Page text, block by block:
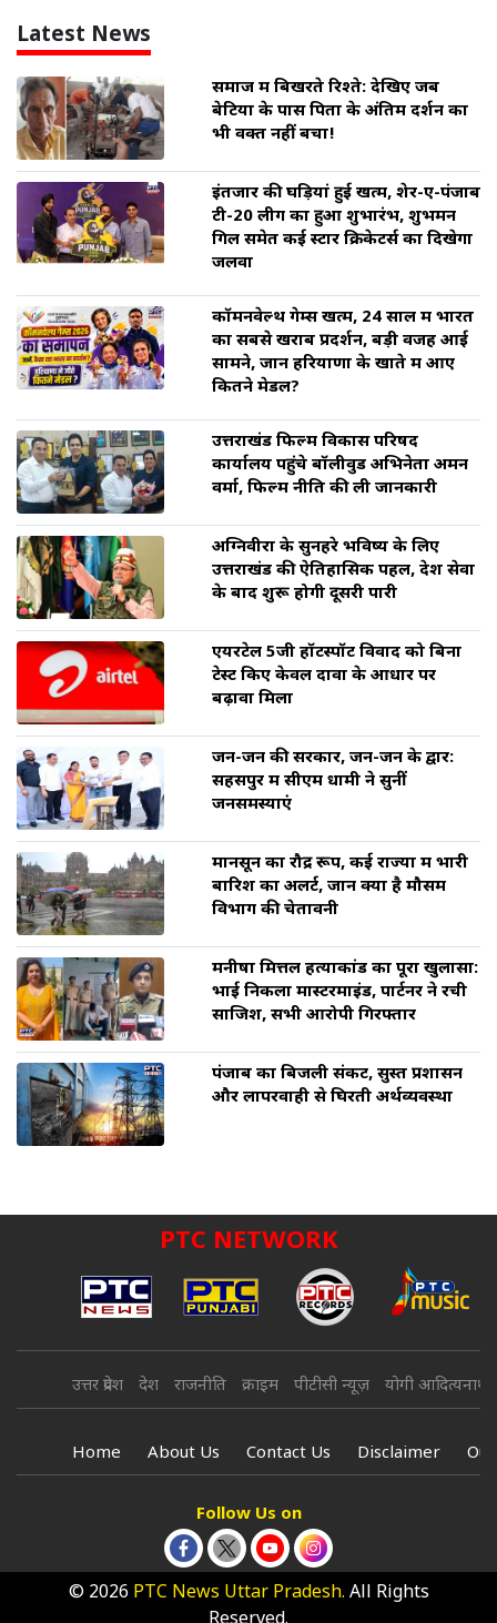
Latest News
समाज में बिखरते रिश्ते: देखिए जब
बेटियों के पास पिता के अंतिम दर्शन का
भी वक्त नहीं बचा!
इंतजार की घड़ियां हुई खत्म, शेर-ए-पंजाब
टी-20 लीग का हुआ शुभारंभ, शुभमन
गिल समेत कई स्टार क्रिकेटर्स का दिखेगा
जलवा
कॉमनवेल्थ गेम्स खत्म, 24 साल में भारत
का सबसे खराब प्रदर्शन, बड़ी वजह आई
सामने, जानें हरियाणा के खाते में आए
कितने मेडल?
उत्तराखंड फिल्म विकास परिषद
कार्यालय पहुंचे बॉलीवुड अभिनेता अमन
वर्मा, फिल्म नीति की ली जानकारी
अग्निवीरों के सुनहरे भविष्य के लिए
उत्तराखंड की ऐतिहासिक पहल, देश सेवा
के बाद शुरू होगी दूसरी पारी
एयरटेल 5जी हॉटस्पॉट विवाद को बिना
टेस्ट किए केवल दावों के आधार पर
बढ़ावा मिला
जन-जन की सरकार, जन-जन के द्वार:
सहसपुर में सीएम धामी ने सुनीं
जनसमस्याएं
मानसून का रौद्र रूप, कई राज्यों में भारी
बारिश का अलर्ट, जानें क्या है मौसम
विभाग की चेतावनी
मनीषा मित्तल हत्याकांड का पूरा खुलासा:
भाई निकला मास्टरमाइंड, पार्टनर ने रची
साजिश, सभी आरोपी गिरफ्तार
पंजाब का बिजली संकट, सुस्त प्रशासन
और लापरवाही से घिरती अर्थव्यवस्था
PTC NETWORK
उत्तर प्रदेश देश राजनीति क्राइम पीटीसी न्यूज़ योगी आदित्यनाथ
Home About Us Contact Us Disclaimer
Follow Us on
© 2026 PTC News Uttar Pradesh. All Rights